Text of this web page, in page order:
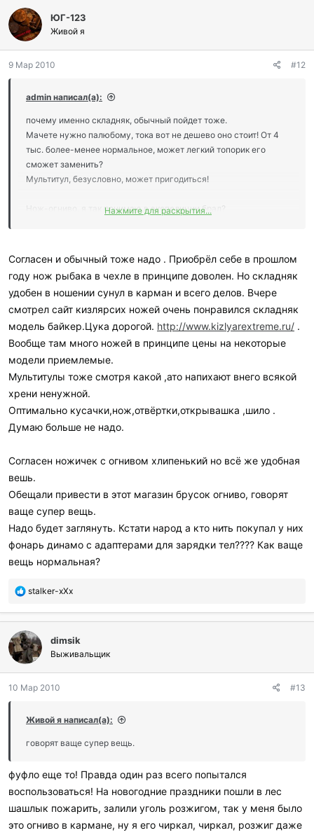
л
а
г
о
а
и
и
:
ЮГ-123
Живой я
9 Мар 2010 #12
admin написал(а):
почему именно складняк, обычный пойдет тоже.
Мачете нужно палюбому, тока вот не дешево оно стоит! От 4
тыс. более-менее нормальное, может легкий топорик его
сможет заменить?
Мультитул, безусловно, может пригодиться!
Нож-огниво, я так понимаю в экспедиции брал?
Нажмите для раскрытия...
Согласен и обычный тоже надо . Приобрёл себе в прошлом
году нож рыбака в чехле в принципе доволен. Но складняк
удобен в ношении сунул в карман и всего делов. Вчере
смотрел сайт кизлярсих ножей очень понравился складняк
модель байкер.Цука дорогой. http://www.kizlyarextreme.ru/ .
Вообще там много ножей в принципе цены на некоторые
модели приемлемые.
Мультитулы тоже смотря какой ,ато напихают внего всякой
хрени ненужной.
Оптимально кусачки,нож,отвёртки,открывашка ,шило .
Думаю больше не надо.
Согласен ножичек с огнивом хлипенький но всё же удобная
вешь.
Обещали привести в этот магазин брусок огниво, говорят
ваще супер вещь.
Надо будет заглянуть. Кстати народ а кто нить покупал у них
фонарь динамо с адаптерами для зарядки тел???? Как ваще
вещь нормальная?
П
б
л
а
г
о
а
и
и
stalker-xXx
dimsik
Выживальщик
10 Мар 2010 #13
Живой я написал(а):
говорят ваще супер вещь.
фуфло еще то! Правда один раз всего попытался
воспользоваться! На новогодние праздники пошли в лес
шашлык пожарить, залили уголь розжигом, так у меня было
это огниво в кармане, ну я его чиркал, чиркал, розжиг даже